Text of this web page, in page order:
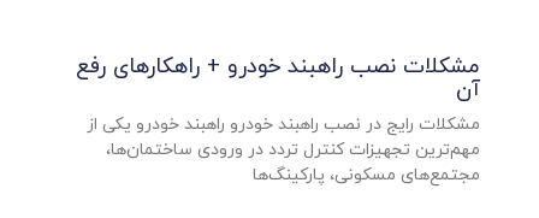
مشکلات نصب راهبند خودرو + راهکارهای رفع
آن
مشکلات رایج در نصب راهبند خودرو راهبند خودرو یکی از
مهم‌ترین تجهیزات کنترل تردد در ورودی ساختمان‌ها،
مجتمع‌های مسکونی، پارکینگ‌ها